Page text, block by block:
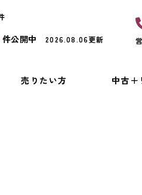
件公開中 2026.08.06更新
売りたい方 中古＋